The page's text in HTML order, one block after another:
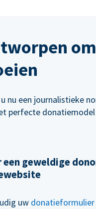
nu een journalistieke
perfecte donatiemodel
een geweldige
uw donatieformulier